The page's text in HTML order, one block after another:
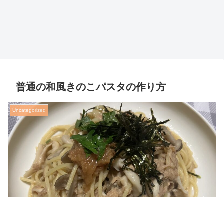
普通の和風きのこパスタの作り方
Uncategorized